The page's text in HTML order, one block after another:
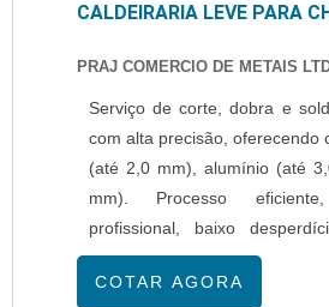
CALDEIRARIA LEVE PARA
PRAJ COMERCIO DE METAIS
Serviço de corte, dobra e
com alta precisão, oferecendo
(até 2,0 mm), alumínio (até
mm). Processo
profissional, baixo
personalização conforme a
Atendimento especializado,
COTAR AGORA